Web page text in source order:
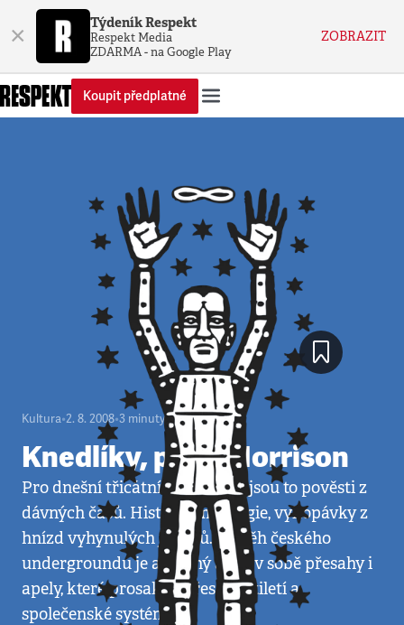
× Týdeník Respekt
Respekt Media
ZDARMA - na Google Play
ZOBRAZIT
Koupit předplatné
Kultura•2. 8. 2008•3 minuty
Knedlíky, pivo, Morrison
Pro dnešní třicátníky a mladší jsou to pověsti z
dávných časů. Historie, mytologie, vykopávky z
hnízd vyhynulých ještěrů. Příběh českého
undergroundu je ale silný a má v sobě přesahy i
apely, které prosakují přes desetiletí a
společenské systémy.